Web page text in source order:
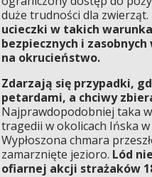
duże trudności dla zwierząt.
ucieczki w takich
bezpiecznych i
na okrucieństwo.
Zdarzają się przypadki,
petardami, a chciwy
Najprawdopodobniej taka
tragedii w okolicach Ińska
Wypłoszona chmara
zamarznięte jezioro. Lód
ofiarnej akcji strażaków